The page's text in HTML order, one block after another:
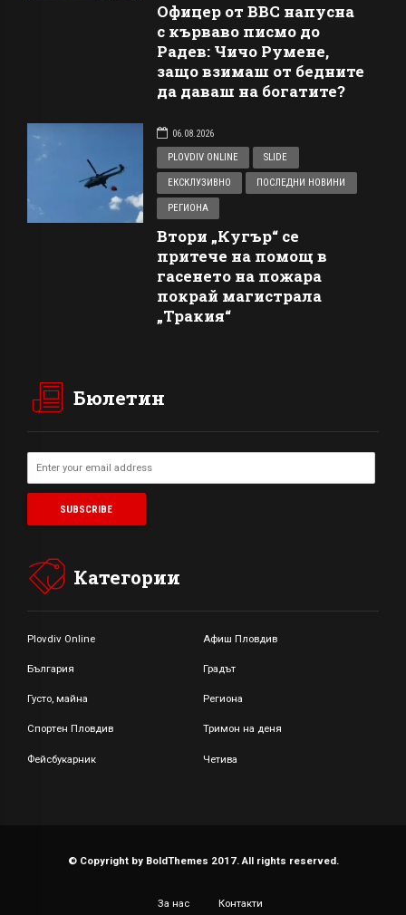
Офицер от ВВС напусна
с кърваво писмо до
Радев: Чичо Румене,
защо взимаш от бедните
да даваш на богатите?
06.08.2026
PLOVDIV ONLINE
SLIDE
ЕКСКЛУЗИВНО ПОСЛЕДНИ НОВИНИ
РЕГИОНА
Втори „Кугър“ се
притече на помощ в
гасенето на пожара
покрай магистрала
„Тракия“
Бюлетин
Категории
Plovdiv Online Афиш Пловдив
България Градът
Густо, майна Региона
Спортен Пловдив Тримон на деня
Фейсбукарник Четива
© Copyright by BoldThemes 2017. All rights reserved.
За нас Контакти